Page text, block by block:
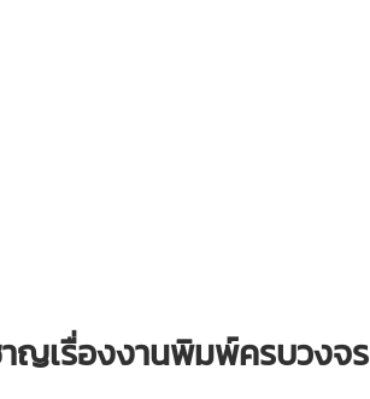
เรื่องงานพิมพ์ครบวงจร